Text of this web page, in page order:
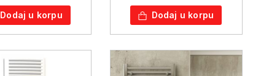
Dodaj u korpu Dodaj u korpu